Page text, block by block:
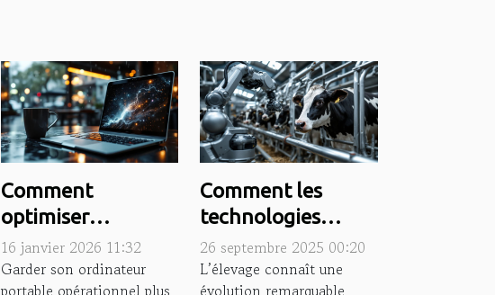
Comment
optimiser
l'autonomie de
votre ordinateur
16 janvier 2026 11:32
Garder son ordinateur
portable opérationnel plus
Comment les
technologies
modernes
transforment-elles
26 septembre 2025 00:20
L’élevage connaît une
évolution remarquable